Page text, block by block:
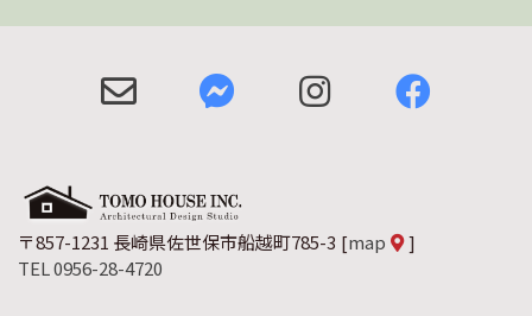
〒857-1231 長崎県佐世保市船越町785-3 [map
]
TEL 0956-28-4720